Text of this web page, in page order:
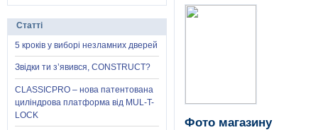
Фото магазину
Статті
5 кроків у виборі незламних дверей
Звідки ти з’явився, CONSTRUCT?
CLASSICPRO – нова патентована
циліндрова платформа від MUL-T-
LOCK